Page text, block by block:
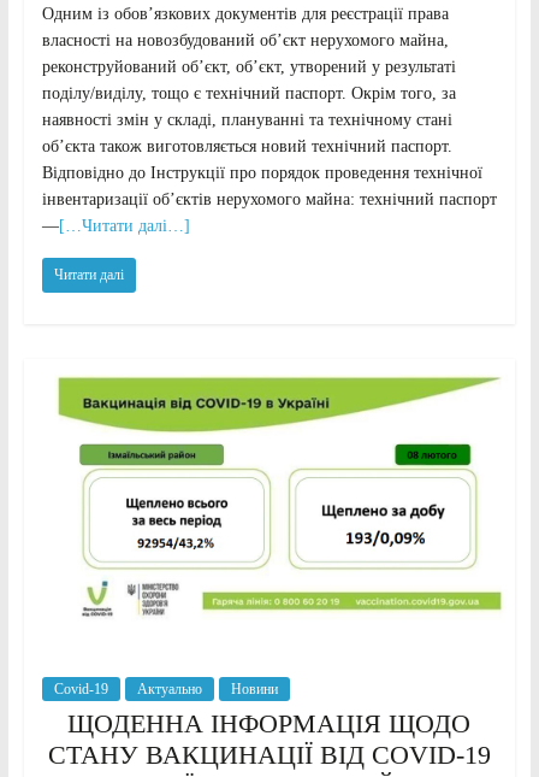
Одним із обов’язкових документів для реєстрації права
власності на новозбудований об’єкт нерухомого майна,
реконструйований об’єкт, об’єкт, утворений у результаті
поділу/виділу, тощо є технічний паспорт. Окрім того, за
наявності змін у складі, плануванні та технічному стані
об’єкта також виготовляється новий технічний паспорт.
Відповідно до Інструкції про порядок проведення технічної
інвентаризації об’єктів нерухомого майна: технічний паспорт
—[…Читати далі…]
Читати далі
Covid-19 Актуально Новини
ЩОДЕННА ІНФОРМАЦІЯ ЩОДО
СТАНУ ВАКЦИНАЦІЇ ВІД COVID-19